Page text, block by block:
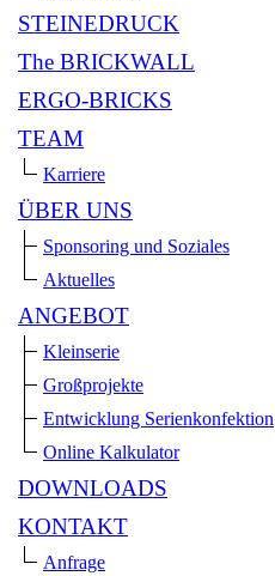
STEINEDRUCK
The BRICKWALL
ERGO-BRICKS
TEAM
Karriere
ÜBER UNS
Sponsoring und Soziales
Aktuelles
ANGEBOT
Kleinserie
Großprojekte
Entwicklung Serienkonfektion
Online Kalkulator
DOWNLOADS
KONTAKT
Anfrage